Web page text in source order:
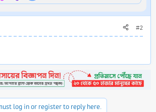
#2
log in or register to reply here.